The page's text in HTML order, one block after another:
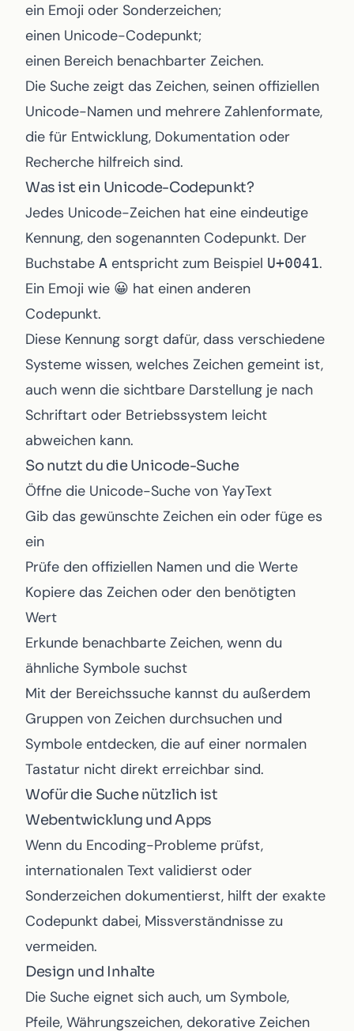
ein Emoji oder Sonderzeichen;
einen Unicode-Codepunkt;
einen Bereich benachbarter Zeichen.
Die Suche zeigt das Zeichen, seinen offiziellen
Unicode-Namen und mehrere Zahlenformate,
die für Entwicklung, Dokumentation oder
Recherche hilfreich sind.
Was ist ein Unicode-Codepunkt?
Jedes Unicode-Zeichen hat eine eindeutige
Kennung, den sogenannten Codepunkt. Der
Buchstabe A entspricht zum Beispiel U+0041.
Ein Emoji wie 😀 hat einen anderen
Codepunkt.
Diese Kennung sorgt dafür, dass verschiedene
Systeme wissen, welches Zeichen gemeint ist,
auch wenn die sichtbare Darstellung je nach
Schriftart oder Betriebssystem leicht
abweichen kann.
So nutzt du die Unicode-Suche
Öffne die Unicode-Suche von YayText
Gib das gewünschte Zeichen ein oder füge es
ein
Prüfe den offiziellen Namen und die Werte
Kopiere das Zeichen oder den benötigten
Wert
Erkunde benachbarte Zeichen, wenn du
ähnliche Symbole suchst
Mit der Bereichssuche kannst du außerdem
Gruppen von Zeichen durchsuchen und
Symbole entdecken, die auf einer normalen
Tastatur nicht direkt erreichbar sind.
Wofür die Suche nützlich ist
Webentwicklung und Apps
Wenn du Encoding-Probleme prüfst,
internationalen Text validierst oder
Sonderzeichen dokumentierst, hilft der exakte
Codepunkt dabei, Missverständnisse zu
vermeiden.
Design und Inhalte
Die Suche eignet sich auch, um Symbole,
Pfeile, Währungszeichen, dekorative Zeichen